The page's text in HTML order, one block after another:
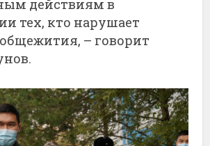
действиям в
тех, кто нарушает
– говорит